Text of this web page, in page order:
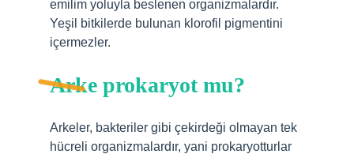
emilim yoluyla beslenen organizmalardır.
Yeşil bitkilerde bulunan klorofil pigmentini
içermezler.
Arke prokaryot mu?
Arkeler, bakteriler gibi çekirdeği olmayan tek
hücreli organizmalardır, yani prokaryotturlar